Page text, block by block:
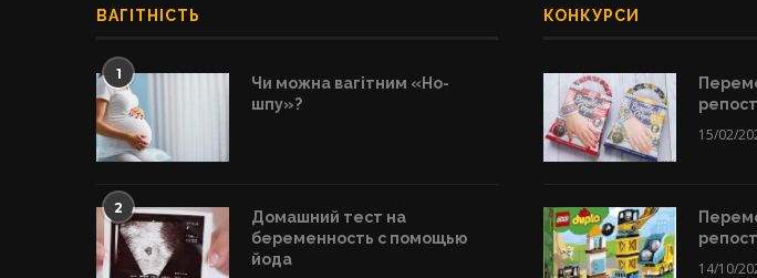
ВАГІТНІСТЬ
1
Чи можна вагітним «Но-
шпу»?
2
Домашний тест на
беременность с помощью
йода
КОНКУРСИ
15/02/
14/10/